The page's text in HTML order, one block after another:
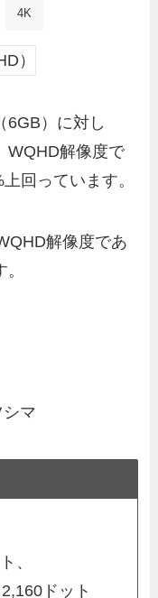
4K
6GB）に対し
WQHD解像度で
回っています。
解像度であ
、
ドット